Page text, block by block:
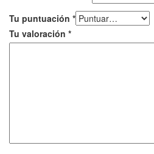
Tu puntuación *
Tu valoración *